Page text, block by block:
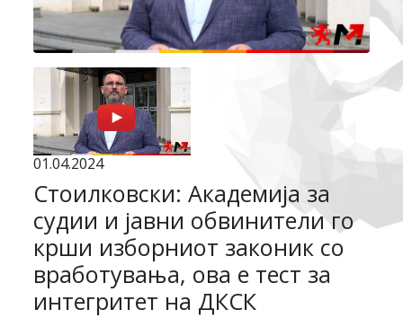
01.04.2024
Стоилковски: Академија за
судии и јавни обвинители го
крши изборниот законик со
вработувања, ова е тест за
интегритет на ДКСК